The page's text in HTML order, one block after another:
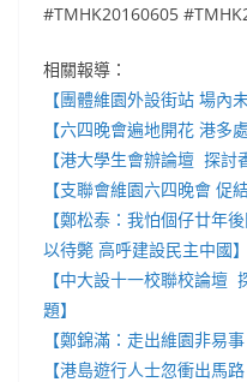
#TMHK20160605
相關報導：
【團體維園外設街站 場內
【六四晚會遍地開花 港多
【港大學生會辦論壇 探討
【支聯會維園六四晚會 促
【鄭松泰：我怕個仔廿年
以待斃 高呼建設民主中國】
【中大設十一校聯校論壇
題】
【鄭錦滿：走出維園非易
【港島遊行人士忽衝出馬